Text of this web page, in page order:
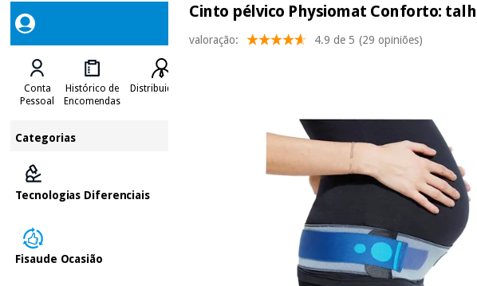
Conta
Pessoal
Histórico de
Encomendas
Distribuidores
Categorias
Tecnologias Diferenciais
Fisaude Ocasião
Cinto pélvico Physiomat Conforto:
valoração: 4.9 de 5 (29 opiniões)